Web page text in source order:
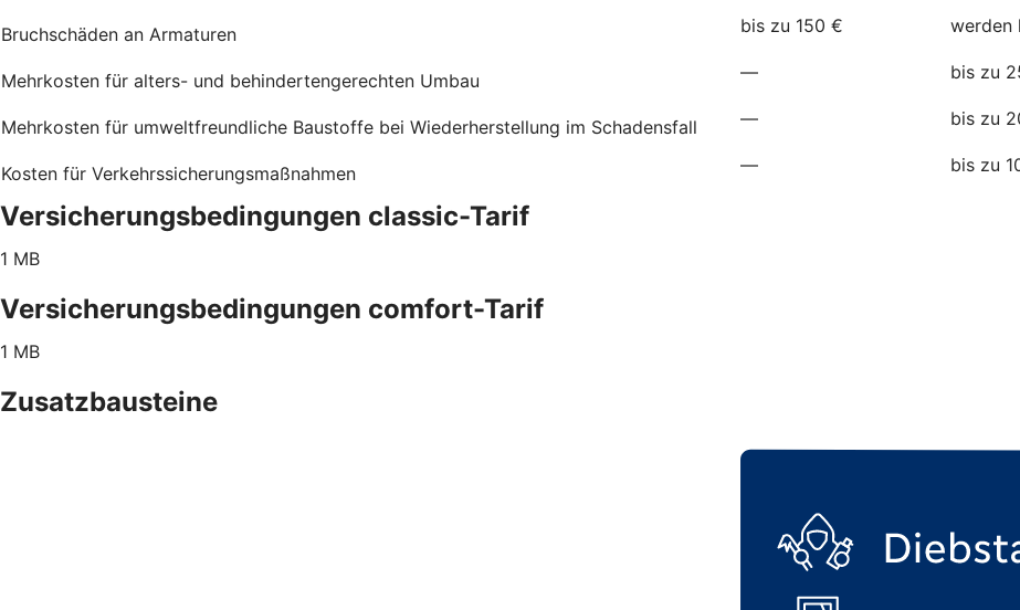
Bruchschäden an Armaturen bis zu 150 € werden
Mehrkosten für alters- und behindertengerechten Umbau — bis zu
Mehrkosten für umweltfreundliche Baustoffe bei Wiederherstellung im Schadensfall — bis zu
Kosten für Verkehrssicherungsmaßnahmen — bis zu
Versicherungsbedingungen classic-Tarif
1 MB
Versicherungsbedingungen comfort-Tarif
1 MB
Zusatzbausteine